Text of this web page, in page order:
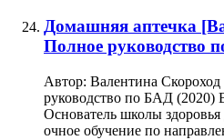
Домашняя аптечка
Полное руководство
Автор: Валентина
руководство по БАД
Основатель школы
очное обучение по